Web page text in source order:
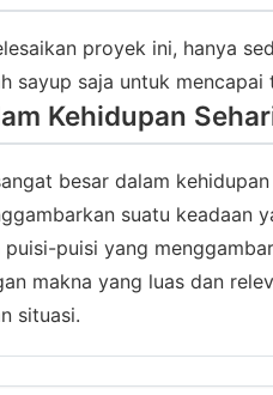
proyek ini, hanya
sayup saja untuk
Kehidupan
besar dalam
suatu
puisi yang
makna yang luas dan
situasi.